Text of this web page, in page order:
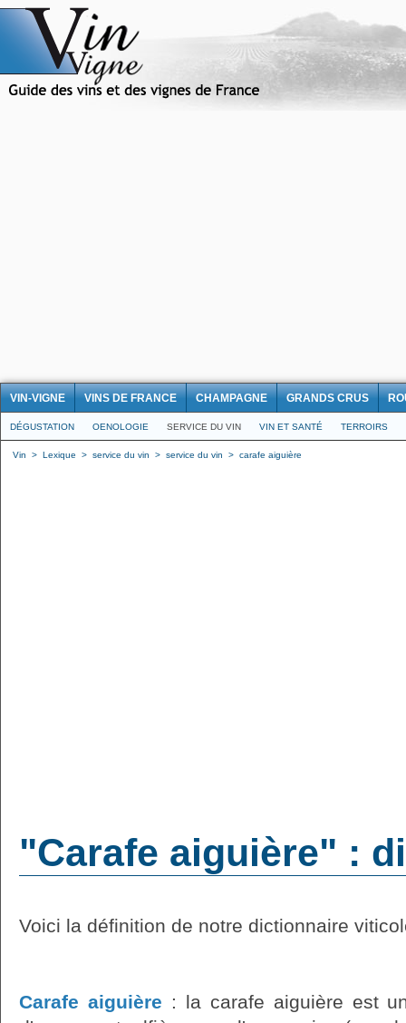
VIN-VIGNE VINS DE FRANCE CHAMPAGNE GRANDS CRUS
DÉGUSTATION OENOLOGIE SERVICE DU VIN VIN ET SANTÉ TERROIRS
Vin > Lexique > service du vin > service du vin > carafe aiguière
"Carafe aiguière" :
Voici la définition de notre dictionnaire
Carafe aiguière : la carafe aiguière est